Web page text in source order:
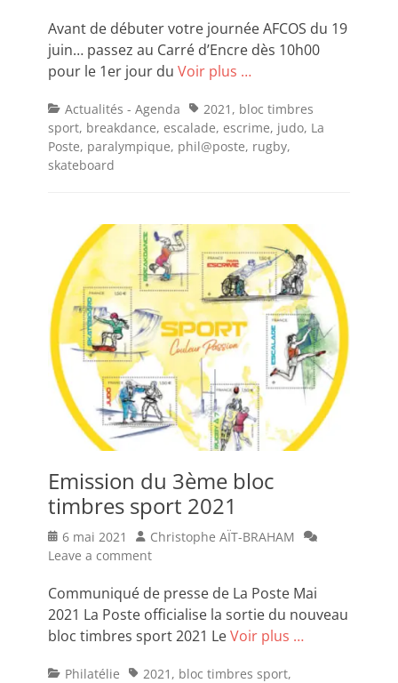
Avant de débuter votre journée AFCOS du 19
juin… passez au Carré d’Encre dès 10h00
pour le 1er jour du Voir plus …
Categories
Actualités - Agenda Tags2021 , bloc timbres
sport, breakdance, escalade, escrime, judo, La
Poste, paralympique, phil@poste, rugby,
skateboard
Emission du 3ème bloc
timbres sport 2021
Posted
on
6 mai 2021 Author
Christophe AÏT-BRAHAM
Leave a comment
Communiqué de presse de La Poste Mai
2021 La Poste officialise la sortie du nouveau
bloc timbres sport 2021 LeVoir plus …
Categories
Philatélie Tags2021 , bloc timbres sport,